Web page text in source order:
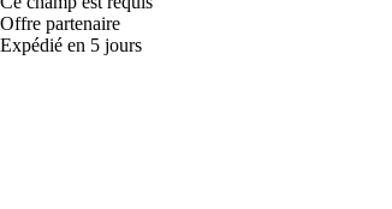
Offre partenaire
Expédié en 5 jours